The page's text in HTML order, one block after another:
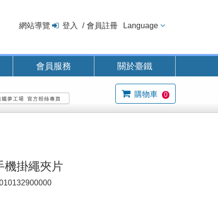
網站導覽 登入 會員註冊 Language
會員服務 關於臺鐵
購物車 0
機掛繩夾片